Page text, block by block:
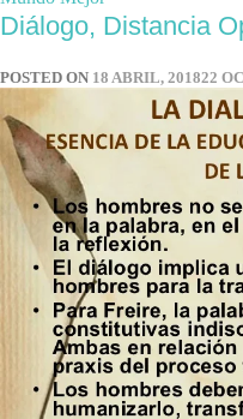
Diálogo, Distancia
POSTED ON 18 ABRIL, 201822